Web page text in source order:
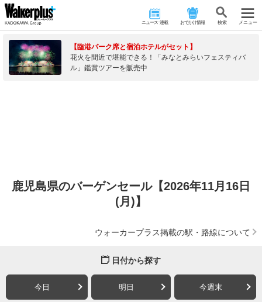
ニュース･連載 おでかけ情報 検 索 メニュー
【臨港パーク席と宿泊ホテルがセット】
花火を間近で堪能できる！「みなとみらいフェスティバ
ル」鑑賞ツアーを販売中
鹿児島県のバーゲンセール【2026年11月16日
(月)】
ウォーカープラス掲載の駅・路線について
日付から探す
今日 明日 今週末